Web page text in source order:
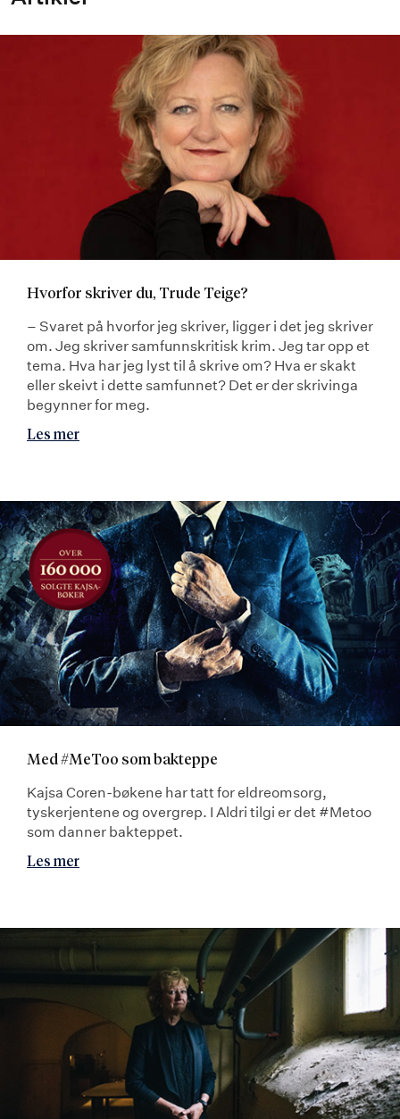
Hvorfor skriver du, Trude Teige?
– Svaret på hvorfor jeg skriver, ligger i det jeg skriver
om. Jeg skriver samfunnskritisk krim. Jeg tar opp et
tema. Hva har jeg lyst til å skrive om? Hva er skakt
eller skeivt i dette samfunnet? Det er der skrivinga
begynner for meg.
Les mer
Med #MeToo som bakteppe
Kajsa Coren-bøkene har tatt for eldreomsorg,
tyskerjentene og overgrep. I Aldri tilgi er det #Metoo
som danner bakteppet.
Les mer